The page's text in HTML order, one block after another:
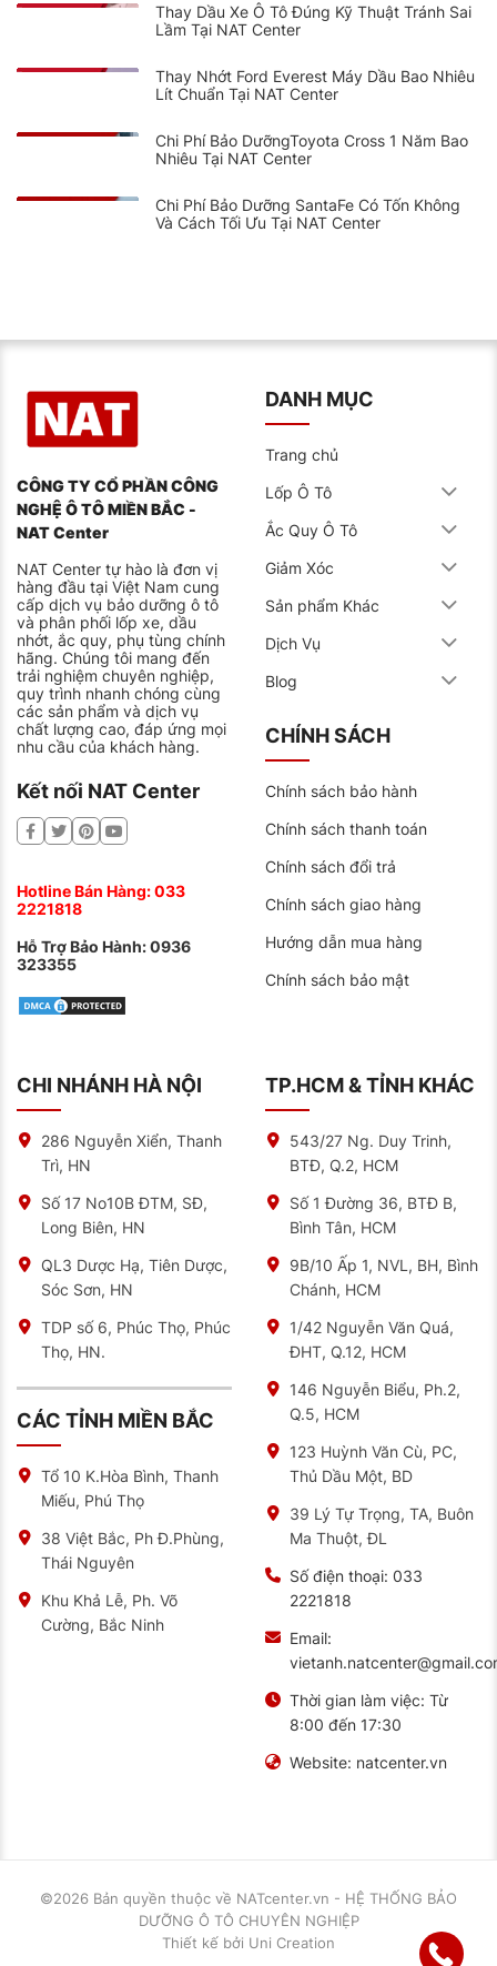
Thay Dầu Xe Ô Tô Đúng Kỹ Thuật Tránh Sai
Lầm Tại NAT Center
Thay Nhớt Ford Everest Máy Dầu Bao Nhiêu
Lít Chuẩn Tại NAT Center
Chi Phí Bảo DưỡngToyota Cross 1 Năm Bao
Nhiêu Tại NAT Center
Chi Phí Bảo Dưỡng SantaFe Có Tốn Không
Và Cách Tối Ưu Tại NAT Center
CÔNG TY CỔ PHẦN CÔNG
NGHỆ Ô TÔ MIỀN BẮC -
NAT Center
NAT Center tự hào là đơn vị
hàng đầu tại Việt Nam cung
cấp dịch vụ bảo dưỡng ô tô
và phân phối lốp xe, dầu
nhớt, ắc quy, phụ tùng chính
hãng. Chúng tôi mang đến
trải nghiệm chuyên nghiệp,
quy trình nhanh chóng cùng
các sản phẩm và dịch vụ
chất lượng cao, đáp ứng mọi
nhu cầu của khách hàng.
Kết nối NAT Center
Hotline Bán Hàng:033
2221818
Hỗ Trợ Bảo Hành:0936
323355
DANH MỤC
Trang chủ
Lốp Ô Tô
Ắc Quy Ô Tô
Giảm Xóc
Sản phẩm Khác
Dịch Vụ
Blog
CHÍNH SÁCH
Chính sách bảo hành
Chính sách thanh toán
Chính sách đổi trả
Chính sách giao hàng
Hướng dẫn mua hàng
Chính sách bảo mật
CHI NHÁNH HÀ NỘI
286 Nguyễn Xiển, Thanh
Trì, HN
Số 17 No10B ĐTM, SĐ,
Long Biên, HN
QL3 Dược Hạ, Tiên Dược,
Sóc Sơn, HN
TDP số 6, Phúc Thọ, Phúc
Thọ, HN.
CÁC TỈNH MIỀN BẮC
Tổ 10 K.Hòa Bình, Thanh
Miếu, Phú Thọ
38 Việt Bắc, Ph Đ.Phùng,
Thái Nguyên
Khu Khả Lễ, Ph. Võ
Cường, Bắc Ninh
TP.HCM & TỈNH KHÁC
543/27 Ng. Duy Trinh,
BTĐ, Q.2, HCM
Số 1 Đường 36, BTĐ B,
Bình Tân, HCM
9B/10 Ấp 1, NVL, BH, Bình
Chánh, HCM
1/42 Nguyễn Văn Quá,
ĐHT, Q.12, HCM
146 Nguyễn Biểu, Ph.2,
Q.5, HCM
123 Huỳnh Văn Cù, PC,
Thủ Dầu Một, BD
39 Lý Tự Trọng, TA, Buôn
Ma Thuột, ĐL
Số điện thoại: 033
2221818
Email:
Thời gian làm việc: Từ
8:00 đến 17:30
Website: natcenter.vn
©2026 Bản quyền thuộc về NATcenter.vn - HỆ THỐNG BẢO
DƯỠNG Ô TÔ CHUYÊN NGHIỆP
Thiết kế bởi Uni Creation